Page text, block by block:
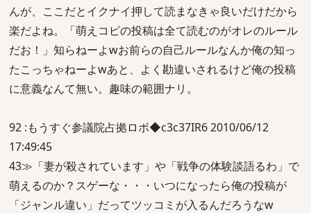
んが、ここだとイクナイ押して読まなきゃ良いだけだから
楽だよね。「萌えコピの投稿は全て読むのがオレのルール
だお！」知らねーよwお前らの自己ルールなんか俺の知っ
たこっちゃねーよwあと、よく勘違いされるけど俺の投稿
に意義なんて無い。趣味の範囲ナリ。
92 :もうすぐ参議院占拠ロボ◆c3c37IR6 2010/06/12
17:49:45
43≫「妻が殺されています」や「戦争の体験談語るわ」で
萌えるのか？スゲーな・・・いつになったら俺の投稿が
「ジャンル違い」だってツッコミが入るんだろうなw